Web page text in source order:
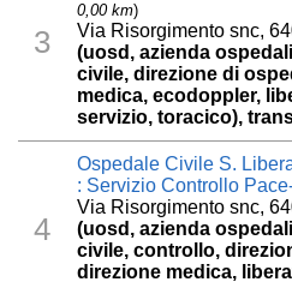
3
0,00 km)
Via Risorgimento snc,
(uosd, azienda
civile, direzione di
medica, ecodoppler,
servizio, toracico),
4
Ospedale Civile S.
: Servizio Controllo
Via Risorgimento snc,
(uosd, azienda
civile, controllo,
direzione medica,